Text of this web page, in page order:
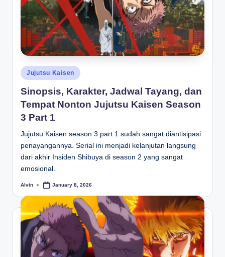
Posted
in
Jujutsu Kaisen
Sinopsis, Karakter, Jadwal Tayang, dan
Tempat Nonton Jujutsu Kaisen Season
3 Part 1
Jujutsu Kaisen season 3 part 1 sudah sangat diantisipasi
penayangannya. Serial ini menjadi kelanjutan langsung
dari akhir Insiden Shibuya di season 2 yang sangat
emosional.
Posted
Alvin January 8, 2026